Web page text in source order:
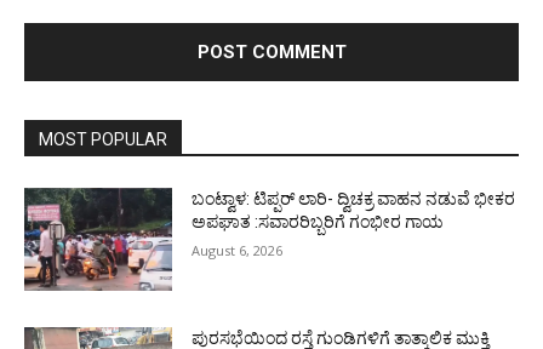
MOST POPULAR
ಬಂಟ್ವಾಳ: ಟಿಪ್ಪರ್ ಲಾರಿ- ದ್ವಿಚಕ್ರ ವಾಹನ ನಡುವೆ ಭೀಕರ
ಅಪಘಾತ :ಸವಾರರಿಬ್ಬರಿಗೆ ಗಂಭೀರ ಗಾಯ
August 6, 2026
ಪುರಸಭೆಯಿಂದ ರಸ್ತೆ ಗುಂಡಿಗಳಿಗೆ ತಾತ್ಕಾಲಿಕ ಮುಕ್ತಿ